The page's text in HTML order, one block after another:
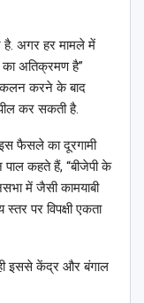
है. अगर हर मामले में
अतिक्रमण है”
करने के बाद
कर सकती है.
फैसले का दूरगामी
पाल कहते हैं, “बीजेपी के
में जैसी कामयाबी
पर विपक्षी एकता
इससे केंद्र और बंगाल